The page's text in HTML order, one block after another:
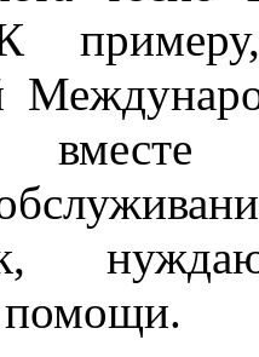
помощи.